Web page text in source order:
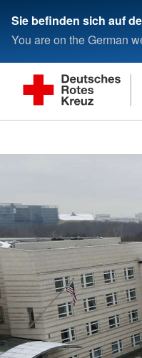
Sie befinden sich auf
You are on the German